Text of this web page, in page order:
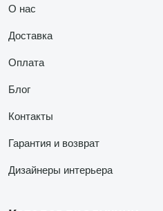
О нас
Доставка
Оплата
Блог
Контакты
Гарантия и возврат
Дизайнеры интерьера